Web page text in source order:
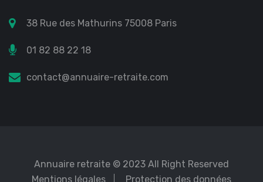
38 Rue des Mathurins 75008 Paris
01 82 88 22 18
contact@annuaire-retraite.com
Annuaire retraite © 2023 All Right Reserved
Mentions légales
Protection des données